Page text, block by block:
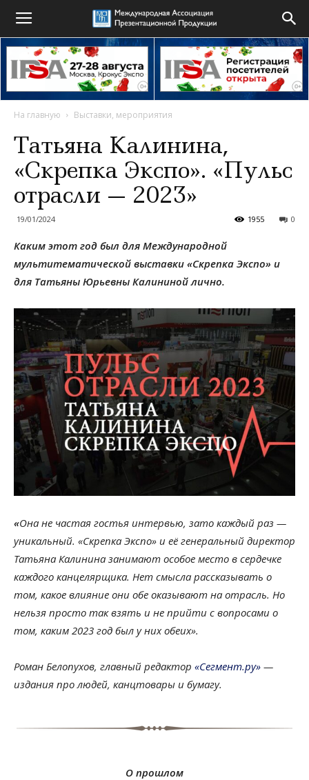
На главную Выставки, мероприятия
Татьяна Калинина,
«Скрепка Экспо». «Пульс
отрасли — 2023»
19/01/2024 0
1955
Каким этот год был для Международной
мультитематической выставки «Скрепка Экспо» и
для Татьяны Юрьевны Калининой лично.
«Она не частая гостья интервью, зато каждый раз —
уникальный. «Скрепка Экспо» и её генеральный директор
Татьяна Калинина занимают особое место в сердечке
каждого канцелярщика. Нет смысла рассказывать о
том, какое влияние они обе оказывают на отрасль. Но
нельзя просто так взять и не прийти с вопросами о
том, каким 2023 год был у них обеих».
Роман Белопухов, главный редактор «Сегмент.ру» —
издания про людей, канцтовары и бумагу.
О прошлом